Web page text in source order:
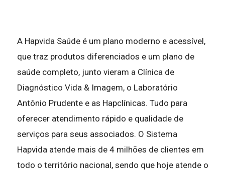
A Hapvida Saúde é um plano moderno e acessível,
que traz produtos diferenciados e um plano de
saúde completo, junto vieram a Clínica de
Diagnóstico Vida & Imagem, o Laboratório
Antônio Prudente e as Hapclínicas. Tudo para
oferecer atendimento rápido e qualidade de
serviços para seus associados. O Sistema
Hapvida atende mais de 4 milhões de clientes em
todo o território nacional, sendo que hoje atende o